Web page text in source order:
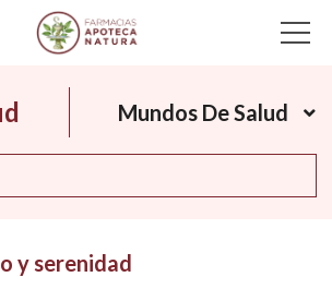
Mundos De Salud
y serenidad